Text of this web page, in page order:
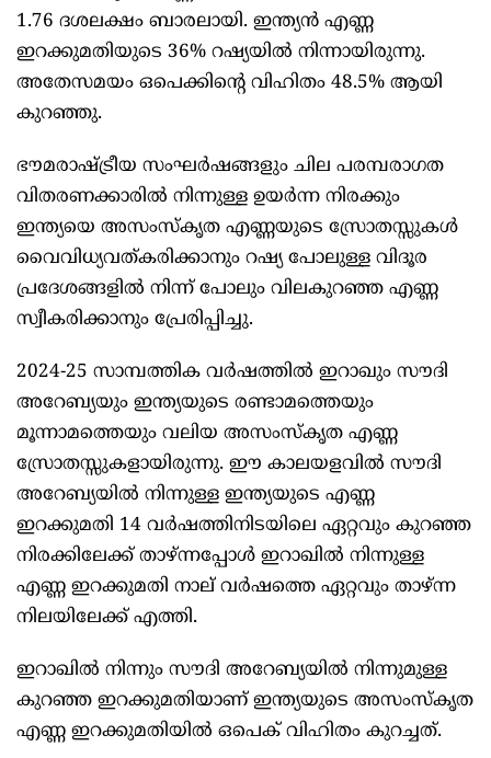
1.76 ദശലക്ഷം ബാരലായി. ഇന്ത്യന്‍ എണ്ണ
ഇറക്കുമതിയുടെ 36% റഷ്യയില്‍ നിന്നായിരുന്നു.
അതേസമയം ഒപെക്കിന്റെ വിഹിതം 48.5% ആയി
കുറഞ്ഞു.
ഭൗമരാഷ്‌ട്രീയ സംഘര്‍ഷങ്ങളും ചില പരമ്പരാഗത
വിതരണക്കാരില്‍ നിന്നുള്ള ഉയര്‍ന്ന നിരക്കും
ഇന്ത്യയെ അസംസ്‌കൃത എണ്ണയുടെ സ്രോതസ്സുകള്‍
വൈവിധ്യവത്കരിക്കാനും റഷ്യ പോലുള്ള വിദൂര
പ്രദേശങ്ങളില്‍ നിന്ന് പോലും വിലകുറഞ്ഞ എണ്ണ
സ്വീകരിക്കാനും പ്രേരിപ്പിച്ചു.
2024-25 സാമ്പത്തിക വര്‍ഷത്തില്‍ ഇറാഖും സൗദി
അറേബ്യയും ഇന്ത്യയുടെ രണ്ടാമത്തെയും
മൂന്നാമത്തെയും വലിയ അസംസ്‌കൃത എണ്ണ
സ്രോതസ്സുകളായിരുന്നു. ഈ കാലയളവില്‍ സൗദി
അറേബ്യയില്‍ നിന്നുള്ള ഇന്ത്യയുടെ എണ്ണ
ഇറക്കുമതി 14 വര്‍ഷത്തിനിടയിലെ ഏറ്റവും കുറഞ്ഞ
നിരക്കിലേക്ക് താഴ്ന്നപ്പോള്‍ ഇറാഖില്‍ നിന്നുള്ള
എണ്ണ ഇറക്കുമതി നാല് വര്‍ഷത്തെ ഏറ്റവും താഴ്ന്ന
നിലയിലേക്ക് എത്തി.
ഇറാഖില്‍ നിന്നും സൗദി അറേബ്യയില്‍ നിന്നുമുള്ള
കുറഞ്ഞ ഇറക്കുമതിയാണ് ഇന്ത്യയുടെ അസംസ്‌കൃത
എണ്ണ ഇറക്കുമതിയില്‍ ഒപെക് വിഹിതം കുറച്ചത്.